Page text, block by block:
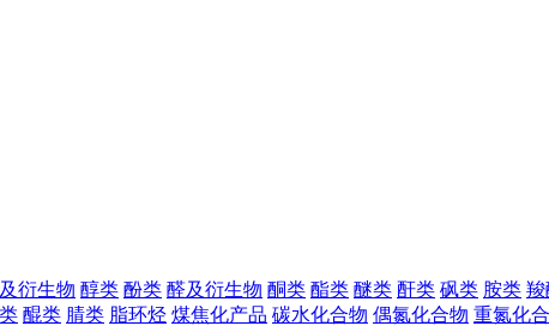
衍生物 醇类 酚类 醛及衍生物 酮类 酯类 醚类 酐类 砜类 胺类 羧
醌类 腈类 脂环烃 煤焦化产品 碳水化合物 偶氮化合物 重氮化